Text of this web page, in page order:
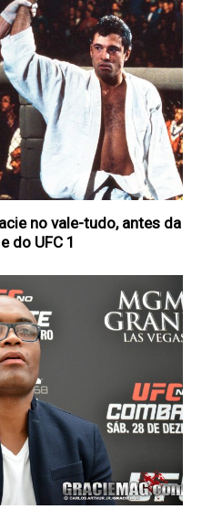
no vale-tudo, antes da
do UFC 1